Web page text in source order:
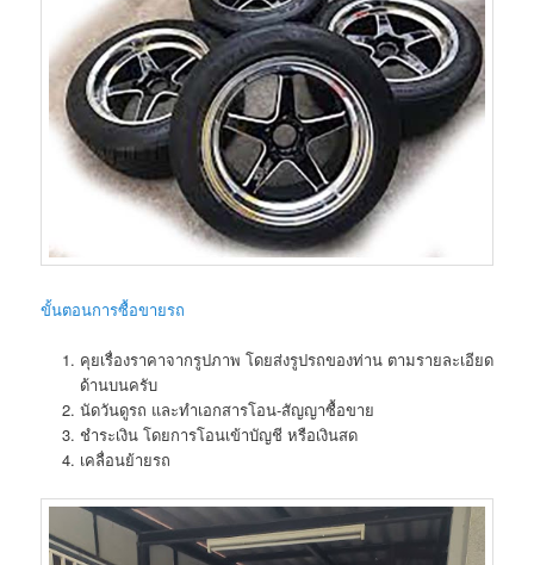
ขั้นตอนการซื้อขายรถ
คุยเรื่องราคาจากรูปภาพ โดยส่งรูปรถของท่าน ตามรายละเอียด
ด้านบนครับ
นัดวันดูรถ และทำเอกสารโอน-สัญญาซื้อขาย
ชำระเงิน โดยการโอนเข้าบัญชี หรือเงินสด
เคลื่อนย้ายรถ